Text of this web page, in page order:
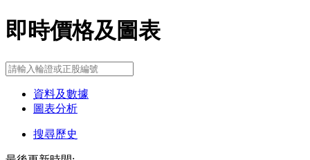
即時價格及圖表
資料及數據
圖表分析
搜尋歷史